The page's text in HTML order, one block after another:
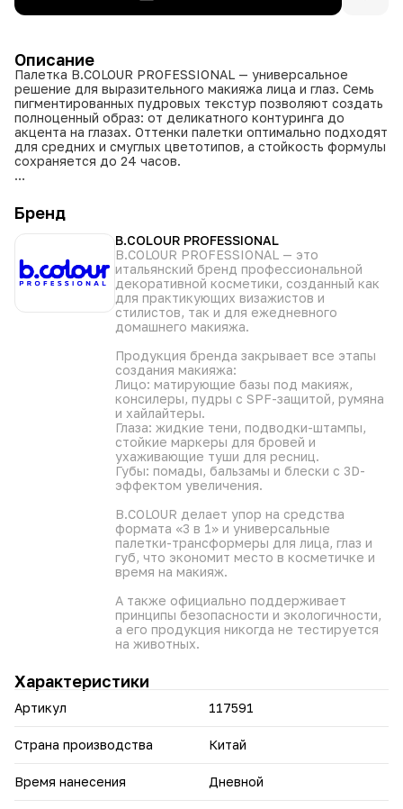
Описание
Палетка B.COLOUR PROFESSIONAL — универсальное
решение для выразительного макияжа лица и глаз. Семь
пигментированных пудровых текстур позволяют создать
полноценный образ: от деликатного контуринга до
акцента на глазах. Оттенки палетки оптимально подходят
для средних и смуглых цветотипов, а стойкость формулы
сохраняется до 24 часов.
бронзер, контуринг и скульптор.
• Пигментированные текстуры легко тушуются без пятен
• Стойкость покрытия достигает 24 часов без потери
интенсивности оттенка.
• Позволяет выполнить профессиональное
моделирование лица за 10 минут.
• Рекомендована профессиональными визажистами как
базовый инструмент в косметичке.
Практичный формат палетки экономит место и время,
обеспечивая безупречный результат в любой ситуации.
Бренд
B.COLOUR PROFESSIONAL
B.COLOUR PROFESSIONAL — это
итальянский бренд профессиональной
декоративной косметики, созданный как
для практикующих визажистов и
стилистов, так и для ежедневного
домашнего макияжа.
Продукция бренда закрывает все этапы
создания макияжа:
Лицо: матирующие базы под макияж,
консилеры, пудры с SPF-защитой, румяна
и хайлайтеры.
Глаза: жидкие тени, подводки-штампы,
стойкие маркеры для бровей и
ухаживающие туши для ресниц.
Губы: помады, бальзамы и блески с 3D-
эффектом увеличения.
B.COLOUR делает упор на средства
формата «3 в 1» и универсальные
палетки-трансформеры для лица, глаз и
губ, что экономит место в косметичке и
время на макияж.
А также официально поддерживает
принципы безопасности и экологичности,
а его продукция никогда не тестируется
на животных.
Характеристики
Артикул 117591
Страна производства Китай
Время нанесения Дневной